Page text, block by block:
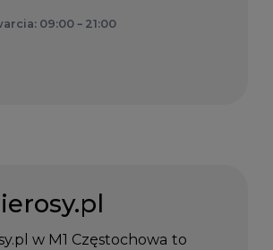
09:00 – 21:00
w M1 Częstochowa to